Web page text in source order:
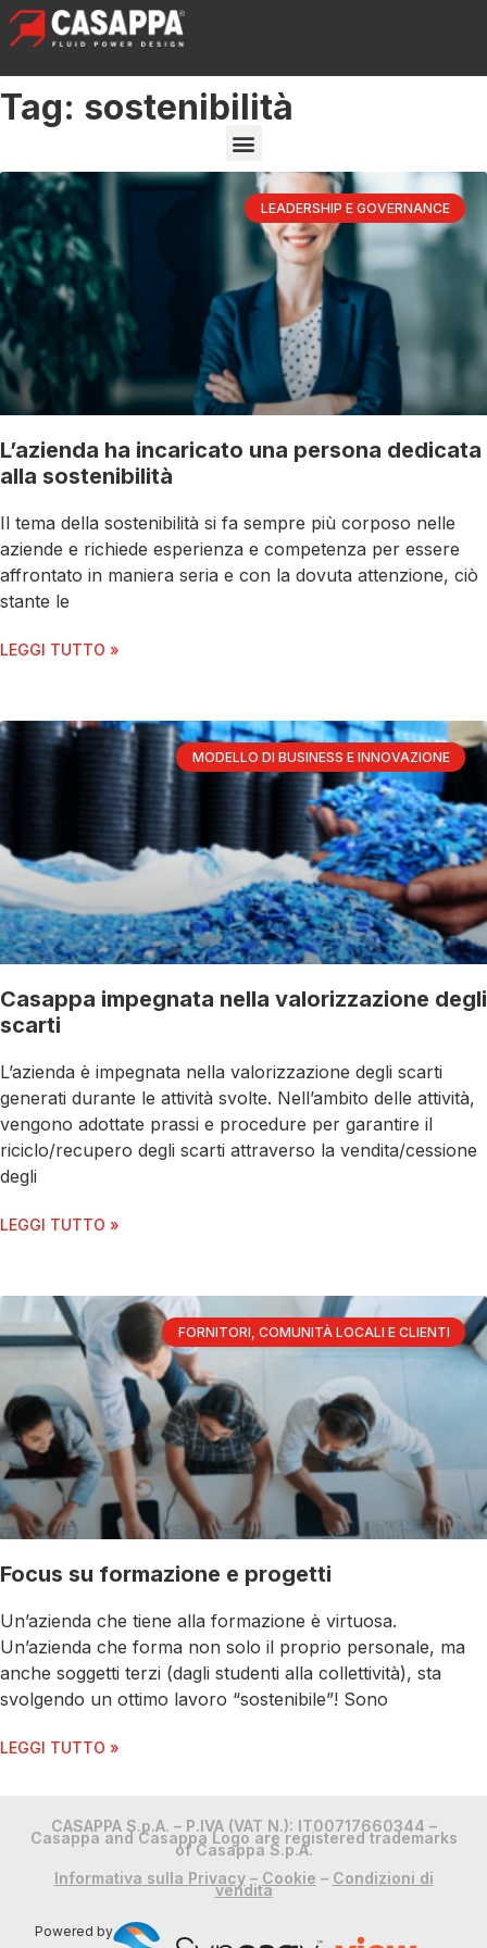
Tag: sostenibilità
LEADERSHIP E GOVERNANCE
L’azienda ha incaricato una persona dedicata
alla sostenibilità
Il tema della sostenibilità si fa sempre più corposo nelle
aziende e richiede esperienza e competenza per essere
affrontato in maniera seria e con la dovuta attenzione, ciò
stante le
LEGGI TUTTO »
MODELLO DI BUSINESS E INNOVAZIONE
Casappa impegnata nella valorizzazione degli
scarti
L’azienda è impegnata nella valorizzazione degli scarti
generati durante le attività svolte. Nell’ambito delle attività,
vengono adottate prassi e procedure per garantire il
riciclo/recupero degli scarti attraverso la vendita/cessione
degli
LEGGI TUTTO »
FORNITORI, COMUNITÀ LOCALI E CLIENTI
Focus su formazione e progetti
Un’azienda che tiene alla formazione è virtuosa.
Un’azienda che forma non solo il proprio personale, ma
anche soggetti terzi (dagli studenti alla collettività), sta
svolgendo un ottimo lavoro “sostenibile”! Sono
LEGGI TUTTO »
CASAPPA S.p.A. – P.IVA (VAT N.): IT00717660344 –
Casappa and Casappa Logo are registered trademarks
of Casappa S.p.A.
Informativa sulla Privacy– Cookie – Condizioni di
vendita
Powered by